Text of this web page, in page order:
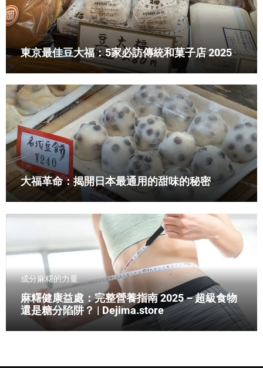
東京最佳豆大福：5家必訪傳統和菓子店 2025
大福革命：揭開日本最通用的甜味的秘密
成分麻糬的力量
麻糬健康益處：完整營養指南 2025 – 超級食物
還是糖分陷阱？ | Dejima.store